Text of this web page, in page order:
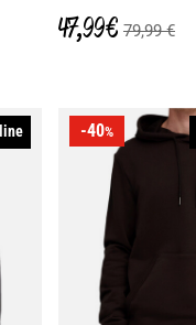
47,99 € 79,99 €
-40%